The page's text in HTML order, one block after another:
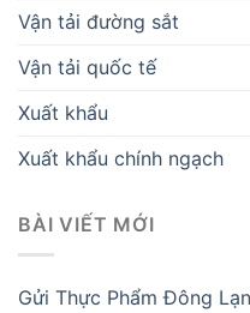
Vận tải đường sắt
Vận tải quốc tế
Xuất khẩu
Xuất khẩu chính ngạch
BÀI VIẾT MỚI
Gửi Thực Phẩm Đông